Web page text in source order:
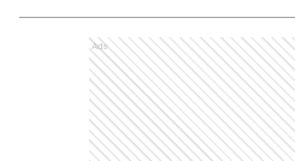
Ads